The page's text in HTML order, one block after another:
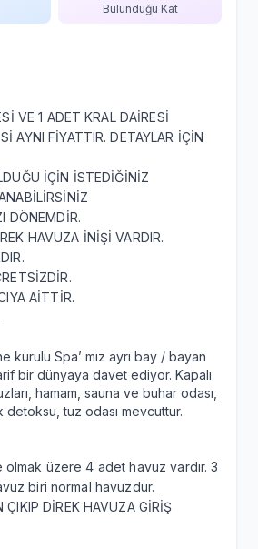
Bulunduğu Kat
VE 1 ADET KRAL DAİRESİ
AYNI FİYATTIR. DETAYLAR İÇİN
İÇİN İSTEDİĞİNİZ
DÖNEMDİR.
HAVUZA İNİŞİ VARDIR.
AİTTİR.
kurulu Spa’ mız ayrı bay / bayan
bir dünyaya davet ediyor. Kapalı
hamam, sauna ve buhar odası,
detoksu, tuz odası mevcuttur.
olmak üzere 4 adet havuz vardır. 3
biri normal havuzdur.
ÇIKIP DİREK HAVUZA GİRİŞ